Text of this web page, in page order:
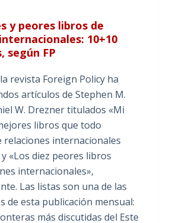
y peores libros de
10+10
según FP
revista Foreign Policy ha
artículos de Stephen M.
W. Drezner titulados «Mi
libros que todo
relaciones internacionales
«Los diez peores libros
internacionales»,
Las listas son una de las
de esta publicación mensual:
más discutidas del Este